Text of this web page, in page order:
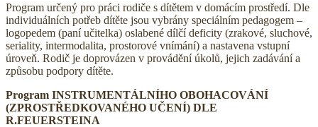
Program určený pro práci rodiče s dítětem v domácím prostředí. Dle
individuálních potřeb dítěte jsou vybrány speciálním pedagogem –
logopedem (paní učitelka) oslabené dílčí deficity (zrakové, sluchové,
seriality, intermodalita, prostorové vnímání) a nastavena vstupní
úroveň. Rodič je doprovázen v provádění úkolů, jejich zadávání a
způsobu podpory dítěte.
Program INSTRUMENTÁLNÍHO OBOHACOVÁNÍ
(ZPROSTŘEDKOVANÉHO UČENÍ) DLE
R.FEUERSTEINA